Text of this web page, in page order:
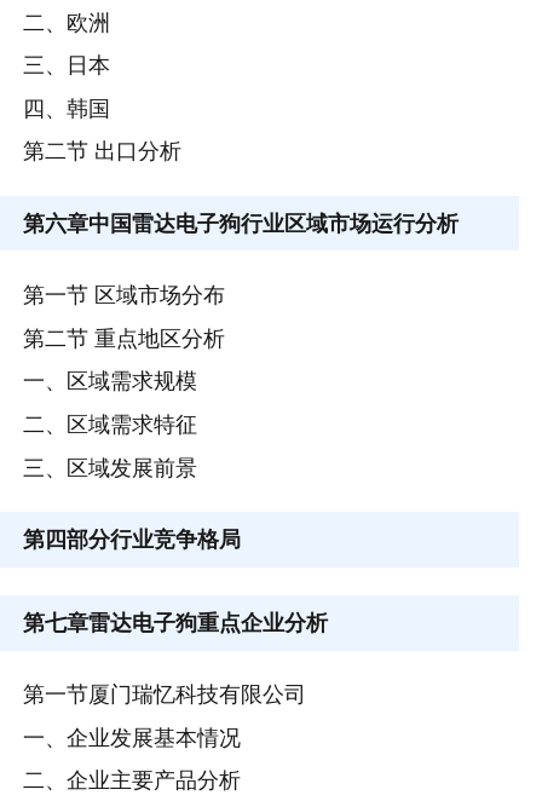
二、欧洲
三、日本
四、韩国
第二节 出口分析
第六章中国雷达电子狗行业区域市场运行分析
第一节 区域市场分布
第二节 重点地区分析
一、区域需求规模
二、区域需求特征
三、区域发展前景
第四部分行业竞争格局
第七章雷达电子狗重点企业分析
第一节厦门瑞忆科技有限公司
一、企业发展基本情况
二、企业主要产品分析